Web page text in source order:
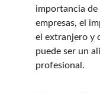
importancia
empresas, el
el extranjero y
puede ser un
profesional.